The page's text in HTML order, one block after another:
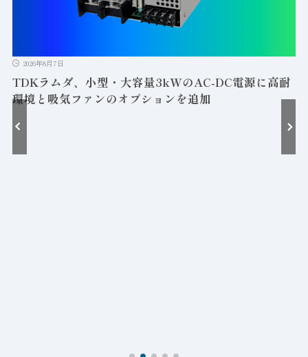
2026年8月7日
TDKラムダ、小型・大容量3kWのAC-DC電源に高耐
環境と吸気ファンのオプションを追加